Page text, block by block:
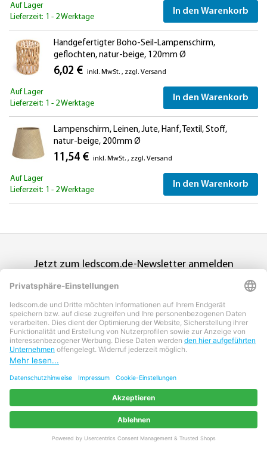
Auf Lager
Lieferzeit: 1 - 2 Werktage
In den Warenkorb
Handgefertigter Boho-Seil-Lampenschirm,
geflochten, natur-beige, 120mm Ø
6,02 € inkl. MwSt. , zzgl. Versand
Auf Lager
Lieferzeit: 1 - 2 Werktage
In den Warenkorb
Lampenschirm, Leinen, Jute, Hanf, Textil, Stoff,
natur-beige, 200mm Ø
11,54 € inkl. MwSt. , zzgl. Versand
Auf Lager
Lieferzeit: 1 - 2 Werktage
In den Warenkorb
Jetzt zum ledscom.de-Newsletter anmelden
Eine Abmeldung ist jederzeit über den Abmeldelink möglich, den
Sie in jedem Newsletter finden, oder per E-Mail aninfo@leds-
com.de. Weitere Informationen erhalten Sie in der
Datenschutzerklärung.